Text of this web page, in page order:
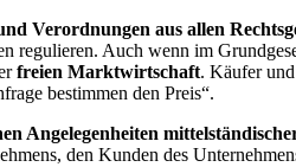
Verordnungen aus allen
regulieren. Auch wenn im
freien Marktwirtschaft. Käufer
bestimmen den Preis“.
Angelegenheiten
den Kunden des